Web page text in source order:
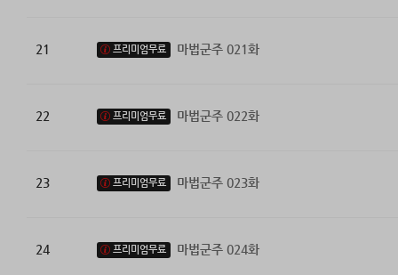
21 프리미엄무료 마법군주 021화
22 프리미엄무료 마법군주 022화
23 프리미엄무료 마법군주 023화
24 프리미엄무료 마법군주 024화